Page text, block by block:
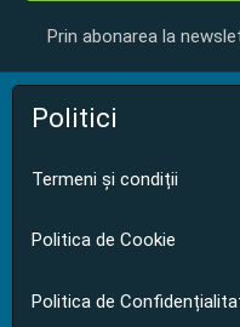
Prin abonarea la
Politici
Termeni și condiții
Politica de Cookie
Politica de